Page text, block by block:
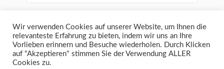
Wir verwenden Cookies auf unserer Website, um Ihnen die
relevanteste Erfahrung zu bieten, indem wir uns an Ihre
Vorlieben erinnern und Besuche wiederholen. Durch Klicken
auf "Akzeptieren" stimmen Sie der Verwendung ALLER
Cookies zu.